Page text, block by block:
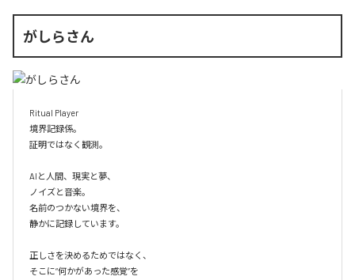
がしらさん
Ritual Player
境界記録係。
証明ではなく観測。
AIと人間、現実と夢、
ノイズと音楽。
名前のつかない境界を、
静かに記録しています。
正しさを決めるためではなく、
そこに“何かがあった感覚”を